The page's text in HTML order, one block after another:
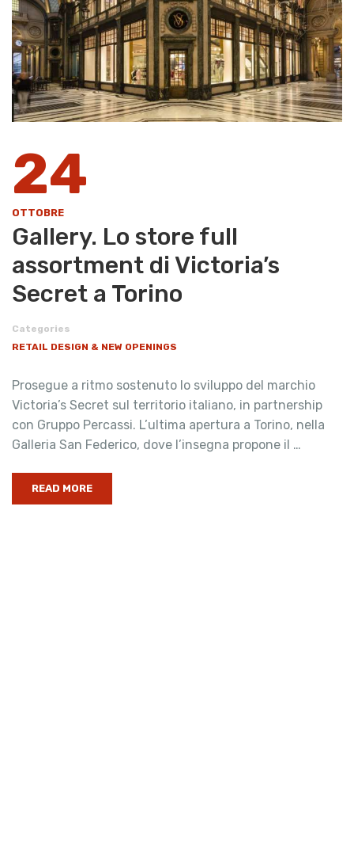
24
OTTOBRE
Gallery. Lo store full
assortment di Victoria’s
Secret a Torino
Categories
RETAIL DESIGN & NEW OPENINGS
Prosegue a ritmo sostenuto lo sviluppo del marchio
Victoria’s Secret sul territorio italiano, in partnership
con Gruppo Percassi. L’ultima apertura a Torino, nella
Galleria San Federico, dove l’insegna propone il …
READ MORE